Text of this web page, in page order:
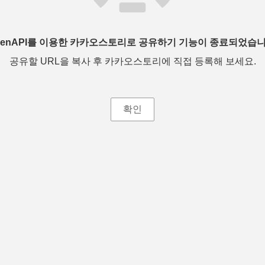
를 이용한 카카오스토리로 공유하기 기능이 종료되었습
공유할 URL을 복사 후 카카오스토리에 직접 등록해 보세요.
확인